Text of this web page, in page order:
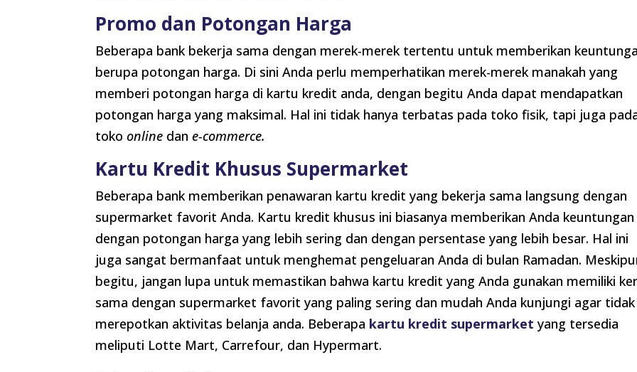
Promo dan Potongan Harga
Beberapa bank bekerja sama dengan merek-merek tertentu untuk memberikan
berupa potongan harga. Di sini Anda perlu memperhatikan merek-merek manakah yang
memberi potongan harga di kartu kredit anda, dengan begitu Anda dapat mendapatkan
potongan harga yang maksimal. Hal ini tidak hanya terbatas pada toko fisik, tapi juga
tokoonline dane-commerce.
Kartu Kredit Khusus Supermarket
Beberapa bank memberikan penawaran kartu kredit yang bekerja sama langsung dengan
supermarket favorit Anda. Kartu kredit khusus ini biasanya memberikan Anda keuntungan
dengan potongan harga yang lebih sering dan dengan persentase yang lebih besar. Hal ini
juga sangat bermanfaat untuk menghemat pengeluaran Anda di bulan Ramadan.
begitu, jangan lupa untuk memastikan bahwa kartu kredit yang Anda gunakan memiliki
sama dengan supermarket favorit yang paling sering dan mudah Anda kunjungi agar tidak
merepotkan aktivitas belanja anda. Beberapa kartu kredit supermarket yang tersedia
meliputi Lotte Mart, Carrefour, dan Hypermart.